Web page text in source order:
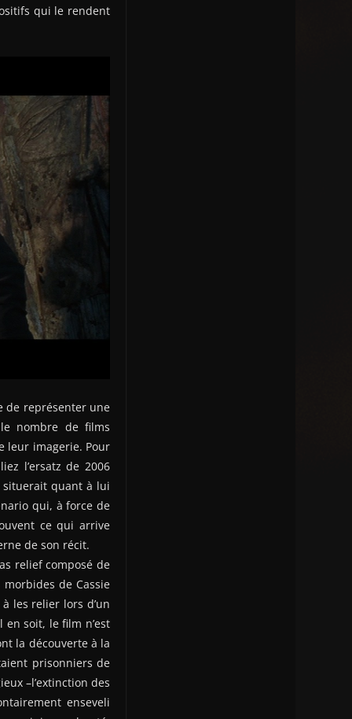
qui le rendent
de représenter une
nombre de films
leur imagerie. Pour
l’ersatz de 2006
quant à lui
qui, à force de
ce qui arrive
de son récit.
relief composé de
de Cassie
les relier lors d’un
soit, le film n’est
la découverte à la
prisonniers de
–l’extinction des
enseveli